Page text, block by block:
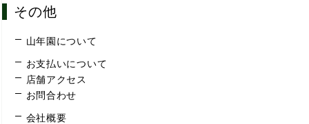
その他
山年園について
お支払いについて
店舗アクセス
お問合わせ
会社概要